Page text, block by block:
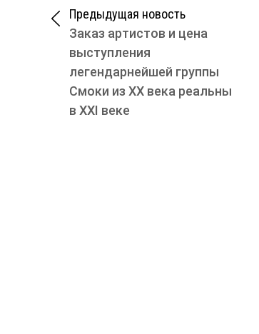
Предыдущая новость
Заказ артистов и цена
выступления
легендарнейшей группы
Смоки из ХХ века реальны
в ХХI веке